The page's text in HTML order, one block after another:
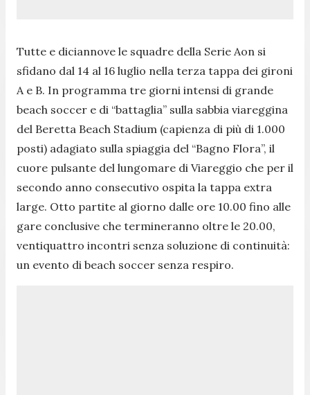
Tutte e diciannove le squadre della Serie Aon si
sfidano dal 14 al 16 luglio nella terza tappa dei gironi
A e B. In programma tre giorni intensi di grande
beach soccer e di “battaglia” sulla sabbia viareggina
del Beretta Beach Stadium (capienza di più di 1.000
posti) adagiato sulla spiaggia del “Bagno Flora”, il
cuore pulsante del lungomare di Viareggio che per il
secondo anno consecutivo ospita la tappa extra
large. Otto partite al giorno dalle ore 10.00 fino alle
gare conclusive che termineranno oltre le 20.00,
ventiquattro incontri senza soluzione di continuità:
un evento di beach soccer senza respiro.